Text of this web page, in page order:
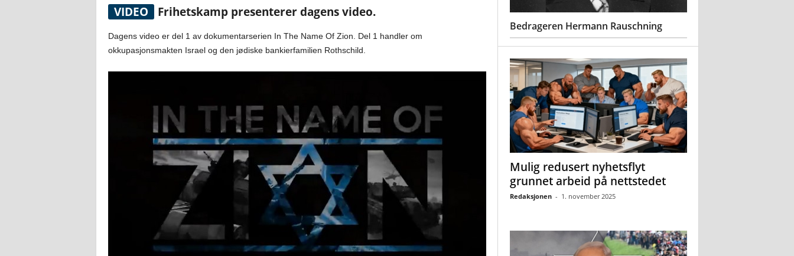
VIDEO Frihetskamp presenterer dagens video.
Dagens video er del 1 av dokumentarserien In The Name Of Zion. Del 1 handler om
okkupasjonsmakten Israel og den jødiske bankierfamilien Rothschild.
Bedrageren Hermann Rauschning
Mulig redusert nyhetsflyt
grunnet arbeid på nettstedet
Redaksjonen - 1. november 2025